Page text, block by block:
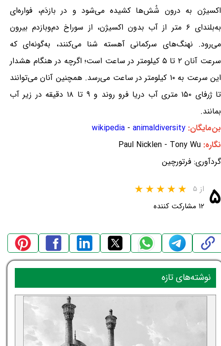
اکسیژن به درون شُش‌ها کشیده می‌شود و در بازدَم، فواره‌ای
به‌بلندای ۶ متر از آب بدون اکسیژن، از سوراخ دم‌وبازدم بیرون
می‌رود. نهنگ‌های سرکمانی آهسته شنا می‌کنند، به‌گونه‌ای که
سرعت آنان ۲ تا ۵ کیلومتر در ساعت است؛ اگرچه در هنگام هشدار
این سرعت به ۱۰ کیلومتر در ساعت می‌رسد. همچنین آنان می‌توانند
تا ژرفای ۱۵۰ متری آب دریا فرو روند و ۹ تا ۱۸ دقیقه در زیر آب
بمانند.
بن‌مایگان:
wikipedia - animaldiversity
نگاره: Paul Nicklen - Tony Wu
گردآوری: فرتورچین
۵ از ۵
۱۲ مشارکت کننده
نوشته‌های تازه